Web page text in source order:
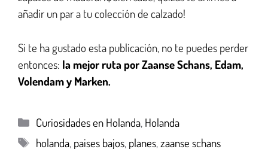
añadir un par a tu colección de calzado!
Si te ha gustado esta publicación, no te puedes perder
entonces: la mejor ruta por Zaanse Schans, Edam,
Volendam y Marken.
Curiosidades en Holanda, Holanda
holanda, paises bajos, planes,zaanse schans